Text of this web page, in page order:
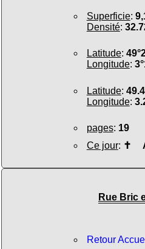
Superficie:
Densité:
Latitude:
Longitude:
Latitude:
Longitude:
pages: 19
Ce jour: ✝
Rue Bric
Retour